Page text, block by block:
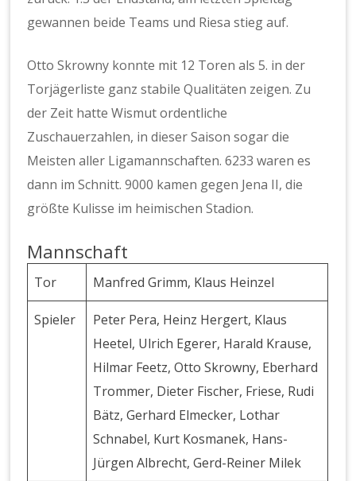
gewannen beide Teams und Riesa stieg auf.
Otto Skrowny konnte mit 12 Toren als 5. in der
Torjägerliste ganz stabile Qualitäten zeigen. Zu
der Zeit hatte Wismut ordentliche
Zuschauerzahlen, in dieser Saison sogar die
Meisten aller Ligamannschaften. 6233 waren es
dann im Schnitt. 9000 kamen gegen Jena II, die
größte Kulisse im heimischen Stadion.
Mannschaft
Tor Manfred Grimm, Klaus Heinzel
Spieler
Peter Pera, Heinz Hergert, Klaus
Heetel, Ulrich Egerer, Harald Krause,
Hilmar Feetz, Otto Skrowny, Eberhard
Trommer, Dieter Fischer, Friese, Rudi
Bätz, Gerhard Elmecker, Lothar
Schnabel, Kurt Kosmanek, Hans-
Jürgen Albrecht, Gerd-Reiner Milek